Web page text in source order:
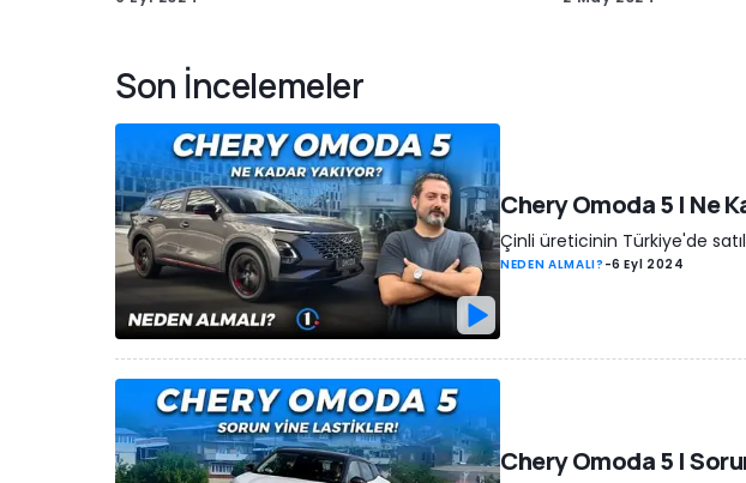
Son İncelemeler
Chery Omoda 5 | Ne
Çinli üreticinin Türkiye'de
NEDEN ALMALI? -6 Eyl 2024
Chery Omoda 5 |